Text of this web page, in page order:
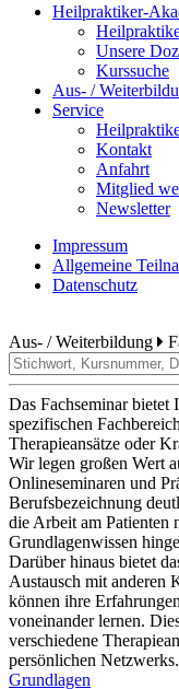
Heilpraktiker-
Unsere
Kurssuche
Aus- /
Service
Kontakt
Anfahrt
Mitglied
Newsletter
Impressum
Allgemeine
Datenschutz
Aus- / Weiterbildung
Das Fachseminar
spezifischen
Therapieansätze oder
Wir legen großen Wert
Onlineseminaren und
Berufsbezeichnung
die Arbeit am Patienten
Grundlagenwissen
Darüber hinaus bietet
Austausch mit anderen
können ihre
voneinander lernen.
verschiedene
persönlichen Netzwerks.
Grundlagen